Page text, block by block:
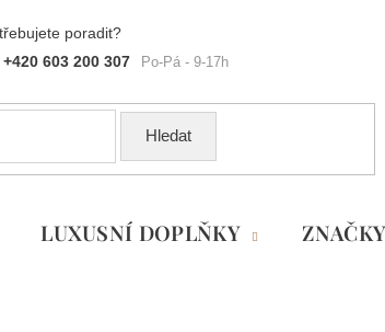
+420 603 200 307
Hledat
LUXUSNÍ DOPLŇKY